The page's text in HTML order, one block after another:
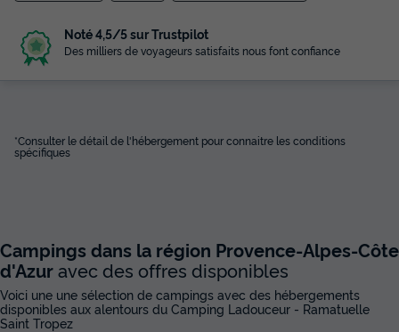
Noté 4,5/5 sur Trustpilot
Des milliers de voyageurs satisfaits nous font confiance
*Consulter le détail de l'hébergement pour connaitre les conditions
spécifiques
Campings dans la région Provence-Alpes-Côte
d'Azuravec des offres disponibles
Voici une une sélection de campings avec des hébergements
disponibles aux alentours du Camping Ladouceur - Ramatuelle
Saint Tropez